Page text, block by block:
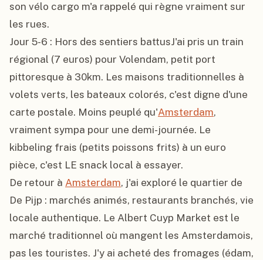
son vélo cargo m'a rappelé qui règne vraiment sur
les rues.
Jour 5-6 : Hors des sentiers battusJ'ai pris un train
régional (7 euros) pour Volendam, petit port
pittoresque à 30km. Les maisons traditionnelles à
volets verts, les bateaux colorés, c'est digne d'une
carte postale. Moins peuplé qu'Amsterdam,
vraiment sympa pour une demi-journée. Le
kibbeling frais (petits poissons frits) à un euro
pièce, c'est LE snack local à essayer.
De retour à Amsterdam, j'ai exploré le quartier de
De Pijp : marchés animés, restaurants branchés, vie
locale authentique. Le Albert Cuyp Market est le
marché traditionnel où mangent les Amsterdamois,
pas les touristes. J'y ai acheté des fromages (édam,